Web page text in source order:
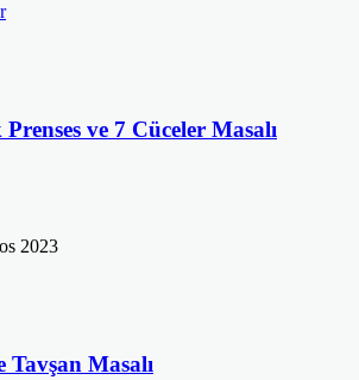
ve 7 Cüceler Masalı
2023
Tavşan Masalı